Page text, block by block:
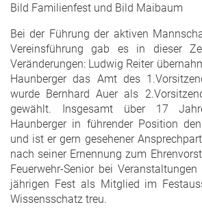
Bild Familienfest und Bild Maibaum
Bei der Führung der aktiven
Vereinsführung gab es in dieser
Veränderungen: Ludwig Reiter
Haunberger das Amt des
wurde Bernhard Auer als
gewählt. Insgesamt über 17
Haunberger in führender Position
und ist er gern gesehener
nach seiner Ernennung zum
Feuerwehr-Senior bei
jährigen Fest als Mitglied im
Wissensschatz treu.